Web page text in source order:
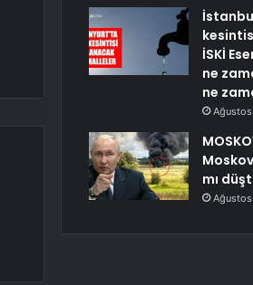
İstanbul
İSKİ
ne
ne
mı